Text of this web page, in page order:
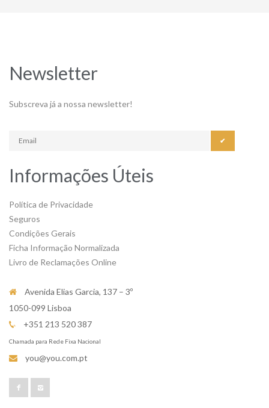
Newsletter
Subscreva já a nossa newsletter!
✔
Informações Úteis
Política de Privacidade
Seguros
Condições Gerais
Ficha Informação Normalizada
Livro de Reclamações Online
Avenida Elias Garcia, 137 – 3º
1050-099 Lisboa
+351 213 520 387
Chamada para Rede Fixa Nacional
you@you.com.pt